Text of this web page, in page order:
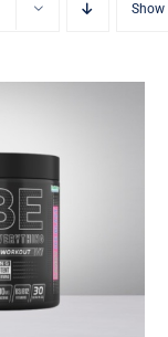
Show
рсд –
рсд
cena: